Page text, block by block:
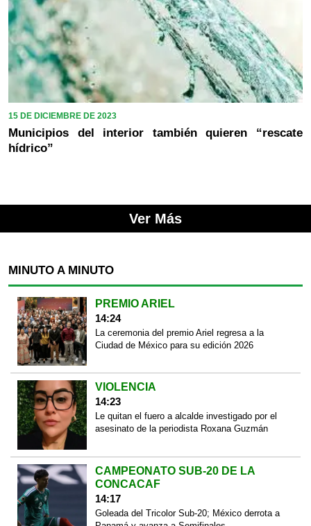
15 DE DICIEMBRE DE 2023
Municipios del interior también quieren “rescate
hídrico”
Ver Más
MINUTO A MINUTO
PREMIO ARIEL
14:24
La ceremonia del premio Ariel regresa a la
Ciudad de México para su edición 2026
VIOLENCIA
14:23
Le quitan el fuero a alcalde investigado por el
asesinato de la periodista Roxana Guzmán
CAMPEONATO SUB-20 DE LA
CONCACAF
14:17
Goleada del Tricolor Sub-20; México derrota a